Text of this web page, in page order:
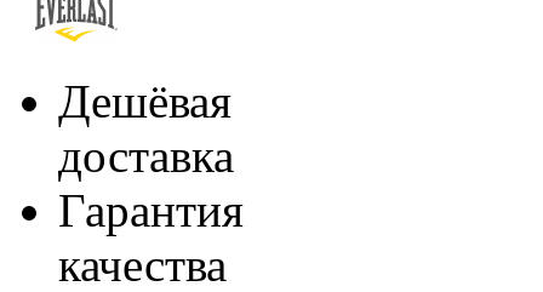
Дешёвая
доставка
Гарантия
качества